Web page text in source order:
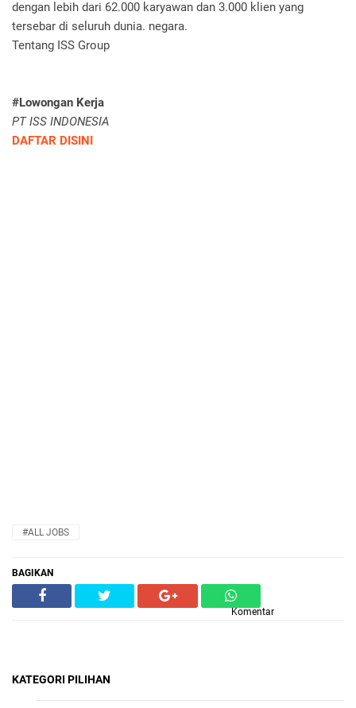
dengan lebih dari 62.000 karyawan dan 3.000 klien yang
tersebar di seluruh dunia. negara.
Tentang ISS Group
#Lowongan Kerja
PT ISS INDONESIA
DAFTAR DISINI
#ALL JOBS
BAGIKAN
Komentar
KATEGORI PILIHAN